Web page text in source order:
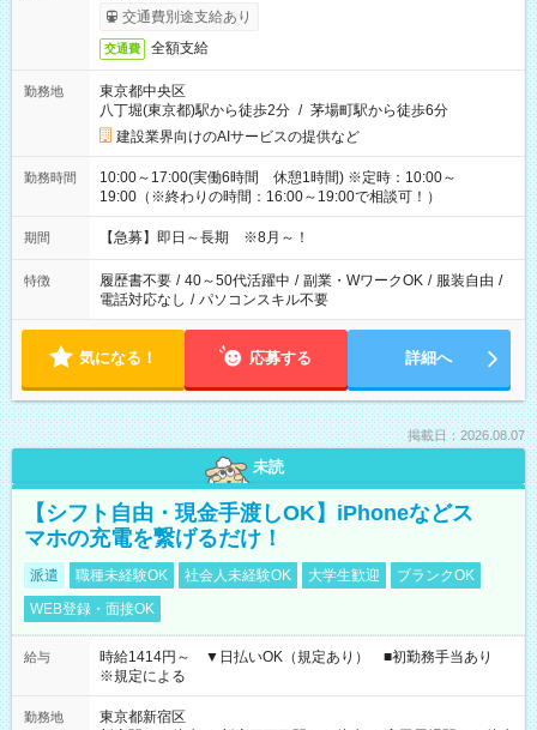
交通費別途支給あり
交通費 全額支給
勤務地
東京都中央区
八丁堀(東京都)駅から徒歩2分 / 茅場町駅から徒歩6分
建設業界向けのAIサービスの提供など
勤務時間
10:00～17:00(実働6時間 休憩1時間) ※定時：10:00～
19:00（※終わりの時間：16:00～19:00で相談可！）
期間 【急募】即日～長期 ※8月～！
特徴 履歴書不要 / 40～50代活躍中 / 副業・WワークOK / 服装自由 /
電話対応なし / パソコンスキル不要
気になる！ 応募する 詳細へ
掲載日：2026.08.07
未読
【シフト自由・現金手渡しOK】iPhoneなどス
マホの充電を繋げるだけ！
派遣 職種未経験OK 社会人未経験OK 大学生歓迎
ブランクOK
WEB登録・面接OK
給与
時給1414円～ ▼日払いOK（規定あり） ■初勤務手当あり
※規定による
勤務地
東京都新宿区